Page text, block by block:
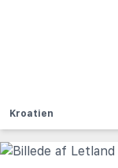
Kroatien